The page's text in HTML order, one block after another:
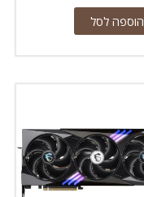
הוספה לסל